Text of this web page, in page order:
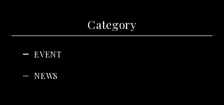
Category
EVENT
NEWS